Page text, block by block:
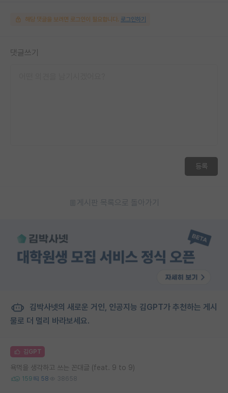
해당 댓글을 보려면 로그인이 필요합니다. 로그인하기
댓글쓰기
등록
게시판 목록으로 돌아가기
김박사넷의 새로운 거인, 인공지능 김GPT가 추천하는 게시
물로 더 멀리 바라보세요.
김GPT
욕먹을 생각하고 쓰는 꼰대글 (feat. 9 to 9)
159 58 38658